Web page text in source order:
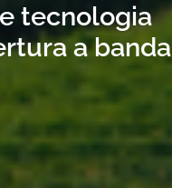
tecnologia
a banda